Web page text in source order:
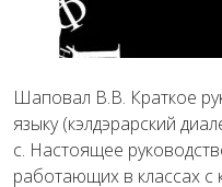
Шаповал В.В. Краткое
языку (кэлдэрарский
с. Настоящее
работающих в классах с